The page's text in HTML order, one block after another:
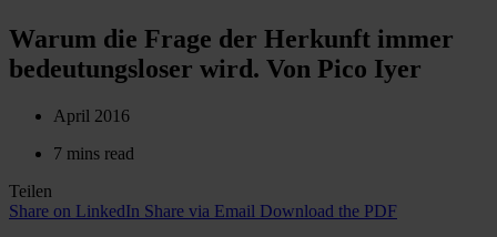
Warum die Frage der Herkunft immer
bedeutungs­loser wird. Von Pico Iyer
April 2016
7 mins read
Teilen
Share on LinkedIn Share via Email Download the PDF